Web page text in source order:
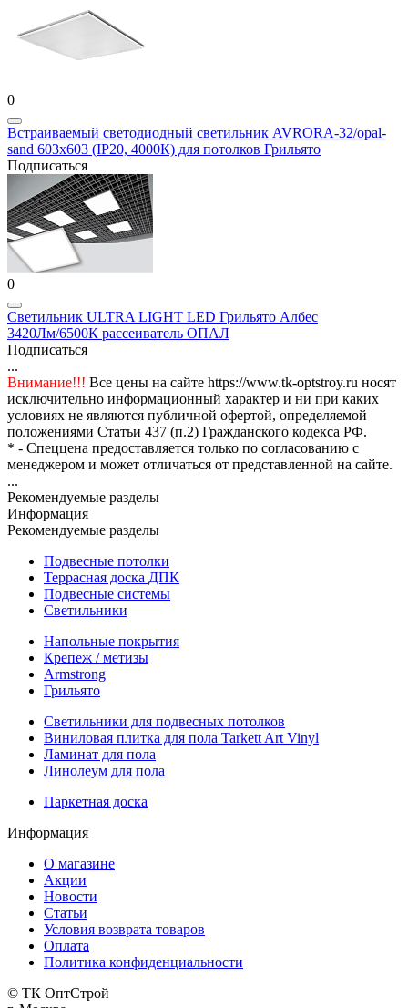
0
Встраиваемый светодиодный светильник AVRORA-32/opal-
sand 603х603 (IP20, 4000К) для потолков Грильято
Подписаться
0
Светильник ULTRA LIGHT LED Грильято Албес
3420Лм/6500К рассеиватель ОПАЛ
Подписаться
...
Внимание!!! Все цены на сайте https://www.tk-optstroy.ru носят
исключительно информационный характер и ни при каких
условиях не являются публичной офертой, определяемой
положениями Статьи 437 (п.2) Гражданского кодекса РФ.
* - Спеццена предоставляется только по согласованию с
менеджером и может отличаться от представленной на сайте.
...
Рекомендуемые разделы
Информация
Рекомендуемые разделы
Подвесные потолки
Террасная доска ДПК
Подвесные системы
Светильники
Напольные покрытия
Крепеж / метизы
Armstrong
Грильято
Светильники для подвесных потолков
Виниловая плитка для пола Tarkett Art Vinyl
Ламинат для пола
Линолеум для пола
Паркетная доска
Информация
О магазине
Акции
Новости
Статьи
Условия возврата товаров
Оплата
Политика конфиденциальности
© ТК ОптСтрой